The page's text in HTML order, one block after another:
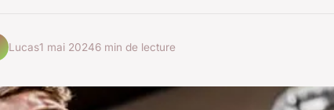
Lucas1 mai 20246 min de lecture